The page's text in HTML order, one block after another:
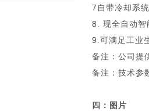
7自带冷却系
8. 现全自动智
9.可满足工业
备注：公司提
备注：技术参
四：图片